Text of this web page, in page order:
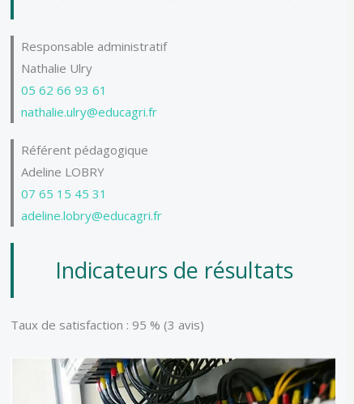
Responsable administratif
Nathalie Ulry
05 62 66 93 61
nathalie.ulry@educagri.fr
Référent pédagogique
Adeline LOBRY
07 65 15 45 31
adeline.lobry@educagri.fr
Indicateurs de résultats
Taux de satisfaction : 95 % (3 avis)